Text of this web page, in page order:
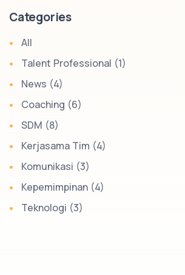
Categories
All
Talent Professional (1)
News (4)
Coaching (6)
SDM (8)
Kerjasama Tim (4)
Komunikasi (3)
Kepemimpinan (4)
Teknologi (3)